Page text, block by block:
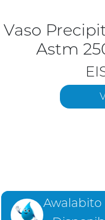
Vaso
Astm
Awalabito